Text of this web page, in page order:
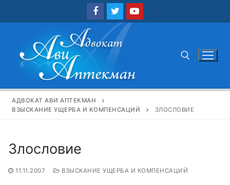
Найти:
АДВОКАТ АВИ АПТЕКМАН
ВЗЫСКАНИЕ УЩЕРБА И КОМПЕНСАЦИЙ
ЗЛОСЛОВИЕ
Злословие
11.11.2007 ВЗЫСКАНИЕ УЩЕРБА И КОМПЕНСАЦИЙ